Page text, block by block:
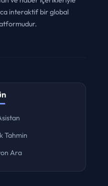
interaktif bir global
Tahmin
Ara